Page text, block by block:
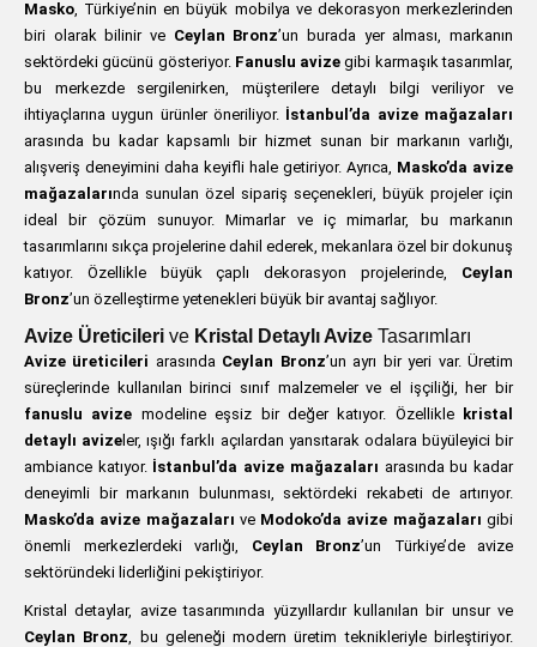
Masko, Türkiye’nin en büyük mobilya ve dekorasyon merkezlerinden
biri olarak bilinir ve Ceylan Bronz’un burada yer alması, markanın
sektördeki gücünü gösteriyor. Fanuslu avize gibi karmaşık tasarımlar,
bu merkezde sergilenirken, müşterilere detaylı bilgi veriliyor ve
ihtiyaçlarına uygun ürünler öneriliyor. İstanbul’da avize mağazaları
arasında bu kadar kapsamlı bir hizmet sunan bir markanın varlığı,
alışveriş deneyimini daha keyifli hale getiriyor. Ayrıca, Masko’da avize
mağazalarında sunulan özel sipariş seçenekleri, büyük projeler için
ideal bir çözüm sunuyor. Mimarlar ve iç mimarlar, bu markanın
tasarımlarını sıkça projelerine dahil ederek, mekanlara özel bir dokunuş
katıyor. Özellikle büyük çaplı dekorasyon projelerinde, Ceylan
Bronz’un özelleştirme yetenekleri büyük bir avantaj sağlıyor.
Avize Üreticileri ve Kristal Detaylı Avize Tasarımları
Avize üreticileri arasında Ceylan Bronz’un ayrı bir yeri var. Üretim
süreçlerinde kullanılan birinci sınıf malzemeler ve el işçiliği, her bir
fanuslu avize modeline eşsiz bir değer katıyor. Özellikle kristal
detaylı avize ler, ışığı farklı açılardan yansıtarak odalara büyüleyici bir
ambiance katıyor. İstanbul’da avize mağazaları arasında bu kadar
deneyimli bir markanın bulunması, sektördeki rekabeti de artırıyor.
Masko’da avize mağazaları ve Modoko’da avize mağazaları gibi
önemli merkezlerdeki varlığı, Ceylan Bronz’un Türkiye’de avize
sektöründeki liderliğini pekiştiriyor.
Kristal detaylar, avize tasarımında yüzyıllardır kullanılan bir unsur ve
Ceylan Bronz, bu geleneği modern üretim teknikleriyle birleştiriyor.